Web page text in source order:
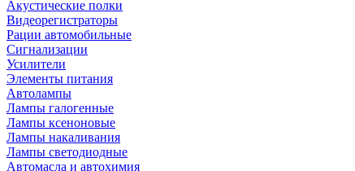
Акустические полки
Видеорегистраторы
Рации автомобильные
Сигнализации
Усилители
Элементы питания
Автолампы
Лампы галогенные
Лампы ксеноновые
Лампы накаливания
Лампы светодиодные
Автомасла и автохимия